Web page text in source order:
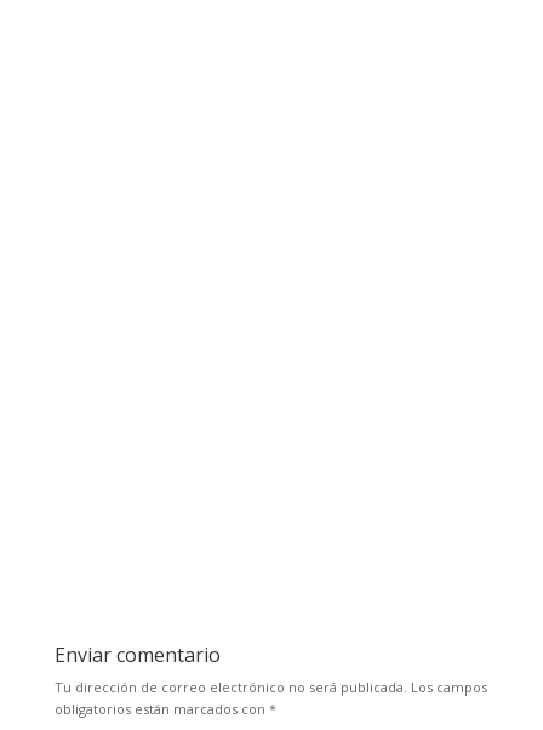
Enviar comentario
Tu dirección de correo electrónico no será publicada. Los campos
obligatorios están marcados con *